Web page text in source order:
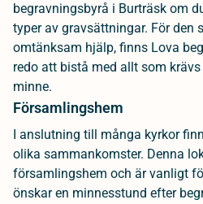
begravningsbyrå i Burträsk om
typer av gravsättningar. För den
omtänksam hjälp, finns Lova
redo att bistå med allt som
minne.
Församlingshem
I anslutning till många kyrkor
olika sammankomster. Denna
församlingshem och är vanligt
önskar en minnesstund efter